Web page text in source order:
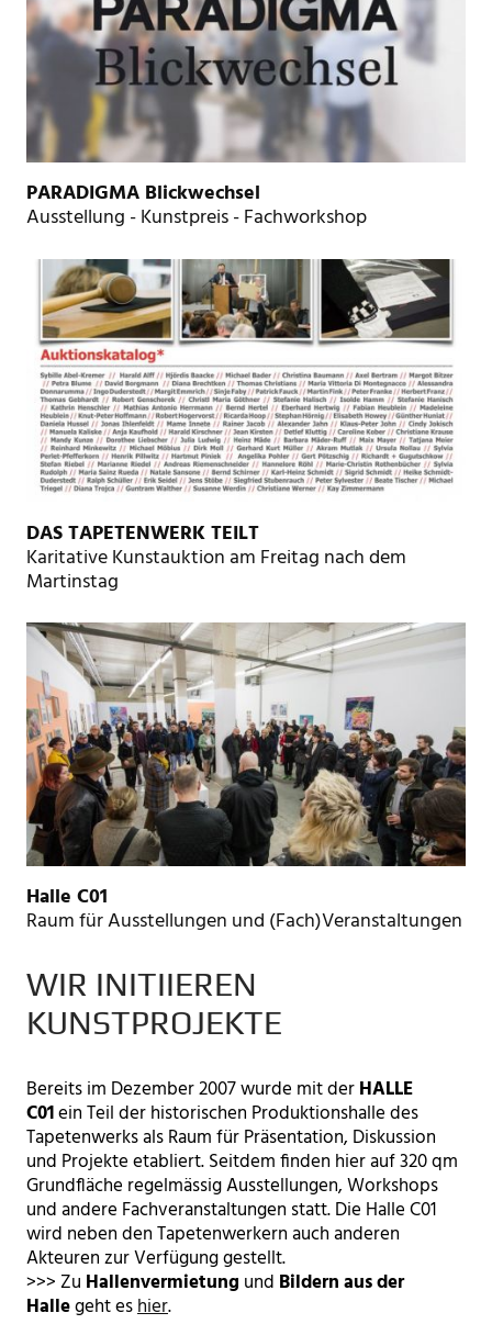
PARADIGMA Blickwechsel
Ausstellung - Kunstpreis - Fachworkshop
DAS TAPETENWERK TEILT
Karitative Kunstauktion am Freitag nach dem
Martinstag
Halle C01
Raum für Ausstellungen und (Fach)Veranstaltungen
WIR INITIIEREN
KUNSTPROJEKTE
Bereits im Dezember 2007 wurde mit derHALLE
C01ein Teil der historischen Produktionshalle des
Tapetenwerks als Raum für Präsentation, Diskussion
und Projekte etabliert. Seitdem finden hier auf 320 qm
Grundfläche regelmässig Ausstellungen, Workshops
und andere Fachveranstaltungen statt. Die Halle C01
wird neben den Tapetenwerkern auch anderen
Akteuren zur Verfügung gestellt.
>>> Zu Hallenvermietung und Bildern aus der
Hallegeht eshier.